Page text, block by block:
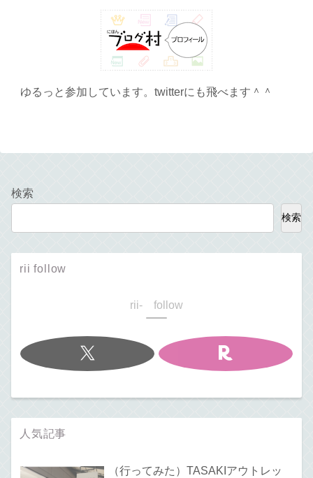
ゆるっと参加しています。twitterにも飛べます＾＾
検索
検索
rii follow
rii- follow
人気記事
（行ってみた）TASAKIアウトレッ